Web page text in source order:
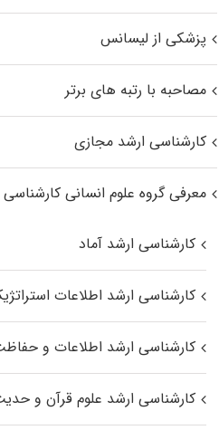
پزشکی از لیسانس
مصاحبه با رتبه های برتر
کارشناسی ارشد مجازی
معرفی گروه علوم انسانی
کارشناسی ارشد آماد
کارشناسی ارشد اطلاعات
کارشناسی ارشد اطلاعات و
کارشناسی ارشد علوم قرآن و